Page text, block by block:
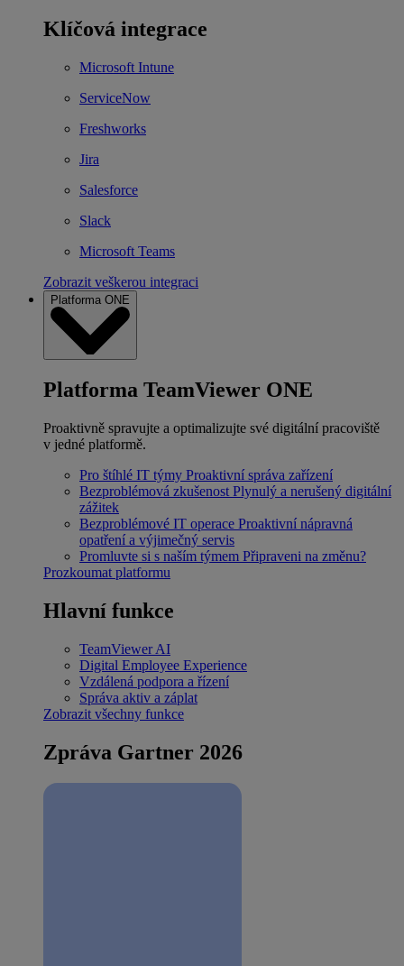
Klíčová integrace
Microsoft Intune
ServiceNow
Freshworks
Jira
Salesforce
Slack
Microsoft Teams
Zobrazit veškerou integraci
Platforma ONE
Platforma TeamViewer ONE
Proaktivně spravujte a optimalizujte své digitální pracoviště
v jedné platformě.
Pro štíhlé IT týmy Proaktivní správa zařízení
Bezproblémová zkušenost Plynulý a nerušený digitální
zážitek
Bezproblémové IT operace Proaktivní nápravná
opatření a výjimečný servis
Promluvte si s naším týmem Připraveni na změnu?
Prozkoumat platformu
Hlavní funkce
TeamViewer AI
Digital Employee Experience
Vzdálená podpora a řízení
Správa aktiv a záplat
Zobrazit všechny funkce
Zpráva Gartner 2026